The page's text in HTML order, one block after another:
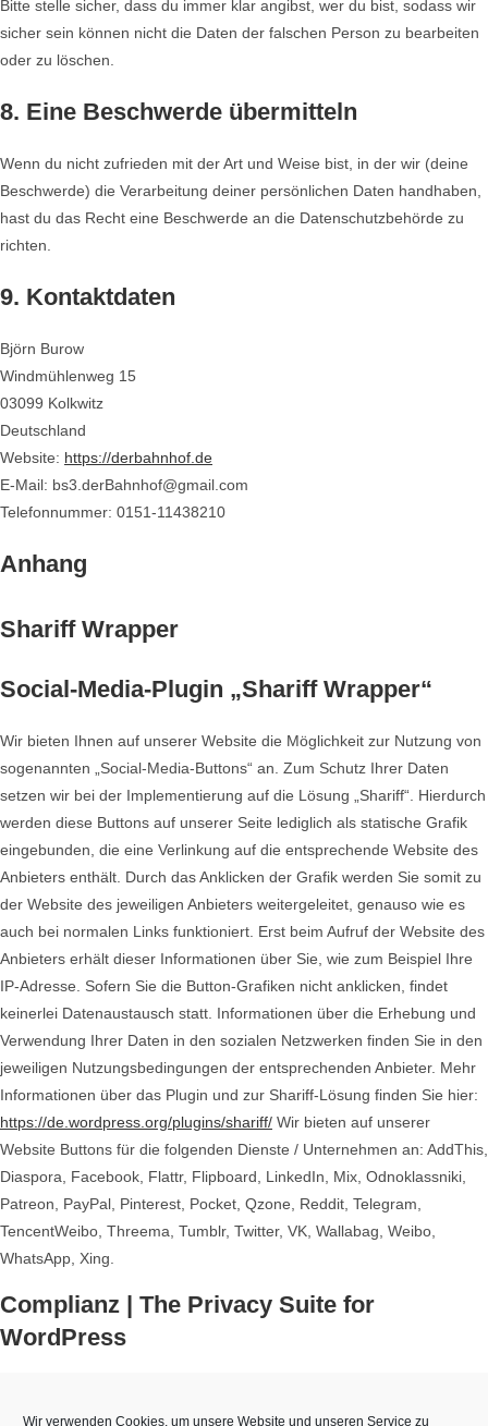
Wir verwenden Cookies, um unsere Website und unseren Service zu
Bitte stelle sicher, dass du immer klar angibst, wer du bist, sodass wir
sicher sein können nicht die Daten der falschen Person zu bearbeiten
oder zu löschen.
8. Eine Beschwerde übermitteln
Wenn du nicht zufrieden mit der Art und Weise bist, in der wir (deine
Beschwerde) die Verarbeitung deiner persönlichen Daten handhaben,
hast du das Recht eine Beschwerde an die Datenschutzbehörde zu
richten.
9. Kontaktdaten
Björn Burow
Windmühlenweg 15
03099 Kolkwitz
Deutschland
Website: https://derbahnhof.de
E-Mail: bs3.derBahnhof@gmail.com
Telefonnummer: 0151-11438210
Anhang
Shariff Wrapper
Social-Media-Plugin „Shariff Wrapper“
Wir bieten Ihnen auf unserer Website die Möglichkeit zur Nutzung von
sogenannten „Social-Media-Buttons“ an. Zum Schutz Ihrer Daten
setzen wir bei der Implementierung auf die Lösung „Shariff“. Hierdurch
werden diese Buttons auf unserer Seite lediglich als statische Grafik
eingebunden, die eine Verlinkung auf die entsprechende Website des
Anbieters enthält. Durch das Anklicken der Grafik werden Sie somit zu
der Website des jeweiligen Anbieters weitergeleitet, genauso wie es
auch bei normalen Links funktioniert. Erst beim Aufruf der Website des
Anbieters erhält dieser Informationen über Sie, wie zum Beispiel Ihre
IP-Adresse. Sofern Sie die Button-Grafiken nicht anklicken, findet
keinerlei Datenaustausch statt. Informationen über die Erhebung und
Verwendung Ihrer Daten in den sozialen Netzwerken finden Sie in den
jeweiligen Nutzungsbedingungen der entsprechenden Anbieter. Mehr
Informationen über das Plugin und zur Shariff-Lösung finden Sie hier:
https://de.wordpress.org/plugins/shariff/ Wir bieten auf unserer
Website Buttons für die folgenden Dienste / Unternehmen an: AddThis,
Diaspora, Facebook, Flattr, Flipboard, LinkedIn, Mix, Odnoklassniki,
Patreon, PayPal, Pinterest, Pocket, Qzone, Reddit, Telegram,
TencentWeibo, Threema, Tumblr, Twitter, VK, Wallabag, Weibo,
WhatsApp, Xing.
Complianz | The Privacy Suite for
WordPress
Complianz, um browser- und gerätebasierte Einwilligungen zu